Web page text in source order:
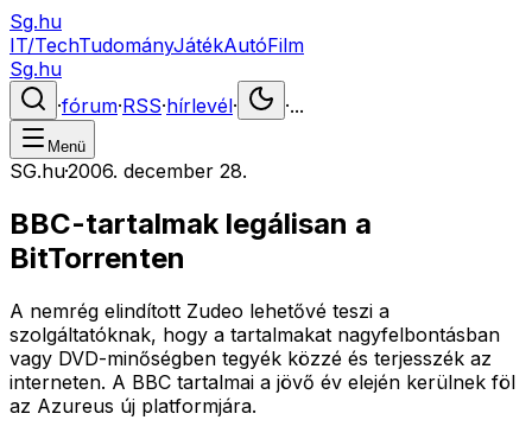
Sg.hu
IT/TechTudományJátékAutóFilm
Sg.hu
·fórum·RSS·hírlevél· ·...
Menü
SG.hu·2006. december 28.
BBC-tartalmak legálisan a
BitTorrenten
A nemrég elindított Zudeo lehetővé teszi a
szolgáltatóknak, hogy a tartalmakat nagyfelbontásban
vagy DVD-minőségben tegyék közzé és terjesszék az
interneten. A BBC tartalmai a jövő év elején kerülnek föl
az Azureus új platformjára.